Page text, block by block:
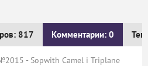
817 Комментарии: 0
- Sopwith Camel i Triplane